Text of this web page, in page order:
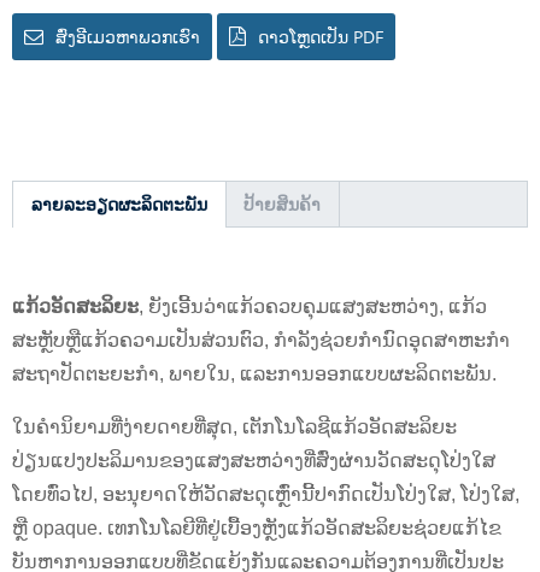
ສົ່ງອີເມວຫາພວກເຮົາ ດາວໂຫຼດເປັນ PDF
ລາຍລະອຽດຜະລິດຕະພັນ ປ້າຍສິນຄ້າ
ແກ້ວອັດສະລິຍະ, ຍັງເອີ້ນວ່າແກ້ວຄວບຄຸມແສງສະຫວ່າງ, ແກ້ວ
ສະຫຼັບຫຼືແກ້ວຄວາມເປັນສ່ວນຕົວ, ກໍາລັງຊ່ວຍກໍານົດອຸດສາຫະກໍາ
ສະຖາປັດຕະຍະກໍາ, ພາຍໃນ, ແລະການອອກແບບຜະລິດຕະພັນ.
ໃນຄໍານິຍາມທີ່ງ່າຍດາຍທີ່ສຸດ, ເຕັກໂນໂລຊີແກ້ວອັດສະລິຍະ
ປ່ຽນແປງປະລິມານຂອງແສງສະຫວ່າງທີ່ສົ່ງຜ່ານວັດສະດຸໂປ່ງໃສ
ໂດຍທົ່ວໄປ, ອະນຸຍາດໃຫ້ວັດສະດຸເຫຼົ່ານີ້ປາກົດເປັນໂປ່ງໃສ, ໂປ່ງໃສ,
ຫຼື opaque. ເທກໂນໂລຍີທີ່ຢູ່ເບື້ອງຫຼັງແກ້ວອັດສະລິຍະຊ່ວຍແກ້ໄຂ
ບັນຫາການອອກແບບທີ່ຂັດແຍ້ງກັນແລະຄວາມຕ້ອງການທີ່ເປັນປະ